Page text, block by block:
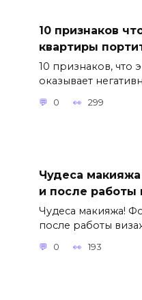
10 признаков
квартиры
10 признаков, что
оказывает
0 299
Чудеса
и после работы
Чудеса макияжа!
после работы
0 193